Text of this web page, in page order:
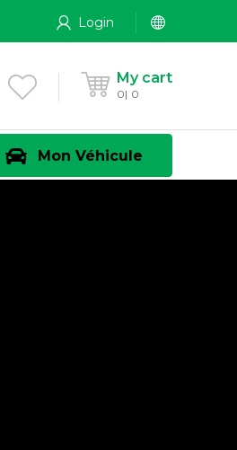
Login
My cart
0 0
Mon Véhicule